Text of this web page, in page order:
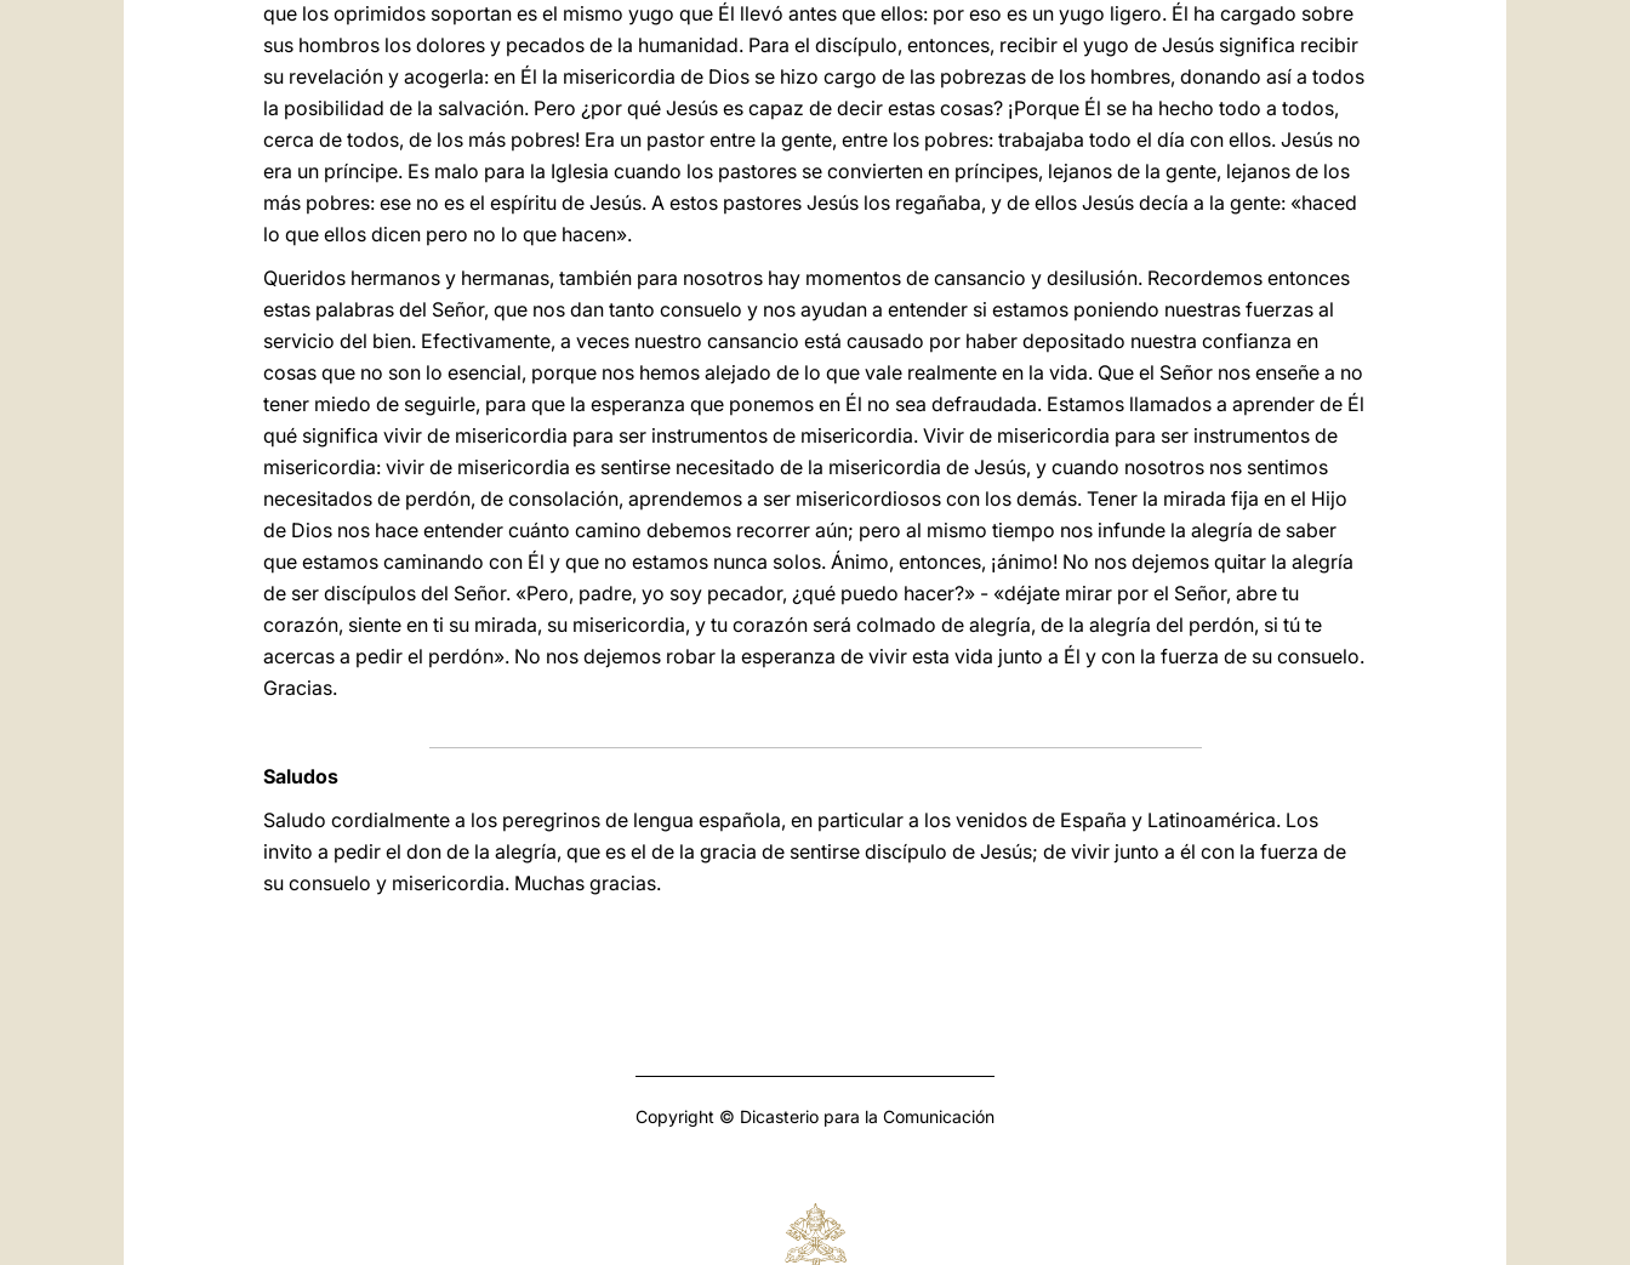
que los oprimidos soportan es el mismo yugo que Él llevó antes que ellos: por eso es un yugo ligero. Él ha cargado sobre
sus hombros los dolores y pecados de la humanidad. Para el discípulo, entonces, recibir el yugo de Jesús significa recibir
su revelación y acogerla: en Él la misericordia de Dios se hizo cargo de las pobrezas de los hombres, donando así a todos
la posibilidad de la salvación. Pero ¿por qué Jesús es capaz de decir estas cosas? ¡Porque Él se ha hecho todo a todos,
cerca de todos, de los más pobres! Era un pastor entre la gente, entre los pobres: trabajaba todo el día con ellos. Jesús no
era un príncipe. Es malo para la Iglesia cuando los pastores se convierten en príncipes, lejanos de la gente, lejanos de los
más pobres: ese no es el espíritu de Jesús. A estos pastores Jesús los regañaba, y de ellos Jesús decía a la gente: «haced
lo que ellos dicen pero no lo que hacen».
Queridos hermanos y hermanas, también para nosotros hay momentos de cansancio y desilusión. Recordemos entonces
estas palabras del Señor, que nos dan tanto consuelo y nos ayudan a entender si estamos poniendo nuestras fuerzas al
servicio del bien. Efectivamente, a veces nuestro cansancio está causado por haber depositado nuestra confianza en
cosas que no son lo esencial, porque nos hemos alejado de lo que vale realmente en la vida. Que el Señor nos enseñe a no
tener miedo de seguirle, para que la esperanza que ponemos en Él no sea defraudada. Estamos llamados a aprender de Él
qué significa vivir de misericordia para ser instrumentos de misericordia. Vivir de misericordia para ser instrumentos de
misericordia: vivir de misericordia es sentirse necesitado de la misericordia de Jesús, y cuando nosotros nos sentimos
necesitados de perdón, de consolación, aprendemos a ser misericordiosos con los demás. Tener la mirada fija en el Hijo
de Dios nos hace entender cuánto camino debemos recorrer aún; pero al mismo tiempo nos infunde la alegría de saber
que estamos caminando con Él y que no estamos nunca solos. Ánimo, entonces, ¡ánimo! No nos dejemos quitar la alegría
de ser discípulos del Señor. «Pero, padre, yo soy pecador, ¿qué puedo hacer?» - «déjate mirar por el Señor, abre tu
corazón, siente en ti su mirada, su misericordia, y tu corazón será colmado de alegría, de la alegría del perdón, si tú te
acercas a pedir el perdón». No nos dejemos robar la esperanza de vivir esta vida junto a Él y con la fuerza de su consuelo.
Gracias.
Saludos
Saludo cordialmente a los peregrinos de lengua española, en particular a los venidos de España y Latinoamérica. Los
invito a pedir el don de la alegría, que es el de la gracia de sentirse discípulo de Jesús; de vivir junto a él con la fuerza de
su consuelo y misericordia. Muchas gracias.
Copyright © Dicasterio para la Comunicación